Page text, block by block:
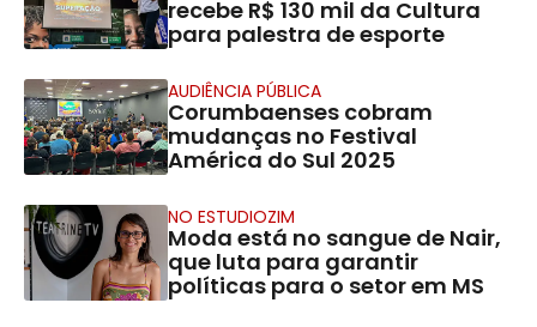
recebe R$ 130 mil da Cultura
para palestra de esporte
AUDIÊNCIA PÚBLICA
Corumbaenses cobram
mudanças no Festival
América do Sul 2025
NO ESTUDIOZIM
Moda está no sangue de Nair,
que luta para garantir
políticas para o setor em MS